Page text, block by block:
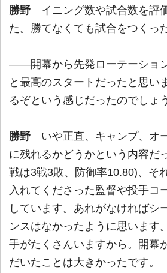
勝野 イニング数や試合数を評
た。勝てなくても試合をつくっ
――開幕から先発ローテーショ
と最高のスタートだったと思い
るぞという感じだったのでしょ
勝野 いや正直、キャンプ、オ
に残れるかどうかという内容だ
戦は3戦3敗、防御率10.80)、そ
入れてくださった監督や投手コ
しています。あれがなければシ
ンスはなかったように思います
手がたくさんいますから。開幕
だいたことは大きかったです。